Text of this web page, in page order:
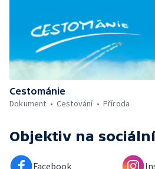
Cestománie
Dokument
Cestování Příroda
Objektiv na
Facebook